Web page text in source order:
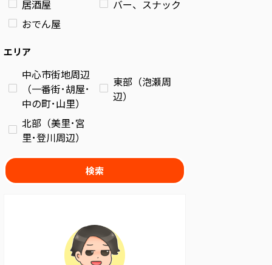
居酒屋
バー、スナック
おでん屋
エリア
中心市街地周辺
（一番街･胡屋･
中の町･山里）
東部（泡瀬周
辺）
北部（美里･宮
里･登川周辺）
検索